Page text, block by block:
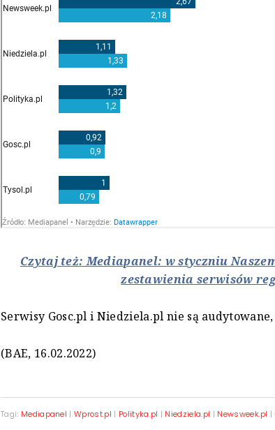
Czytaj też: Mediapanel: w styczniu
zestawienia serwisów
Serwisy Gosc.pl i Niedziela.pl nie są
(BAE, 16.02.2022)
Tagi: Mediapanel |Wprost.pl | Polityka.pl | Niedziela.pl | Newsweek.pl |